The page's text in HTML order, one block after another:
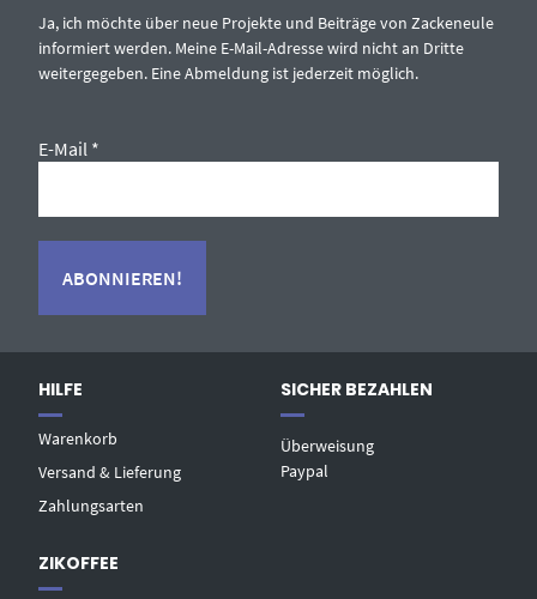
Ja, ich möchte über neue Projekte und Beiträge von Zackeneule
informiert werden. Meine E-Mail-Adresse wird nicht an Dritte
weitergegeben. Eine Abmeldung ist jederzeit möglich.
E-Mail *
HILFE
Warenkorb
Versand & Lieferung
Zahlungsarten
SICHER BEZAHLEN
Überweisung
Paypal
ZIKOFFEE